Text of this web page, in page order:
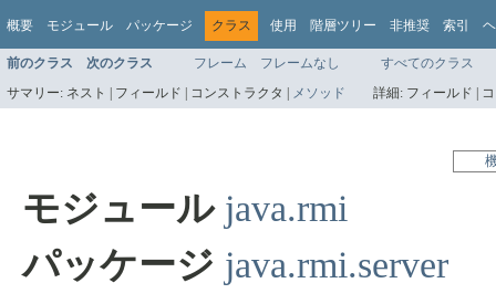
概要 モジュール パッケージ クラス 使用 階層ツリー 非推奨 索引
前のクラス 次のクラス フレーム フレームなし
すべてのクラス
サマリー: ネスト | フィールド | コンストラクタ | メソッド 詳細: フィールド |
モジュール java.rmi
パッケージ java.rmi.server